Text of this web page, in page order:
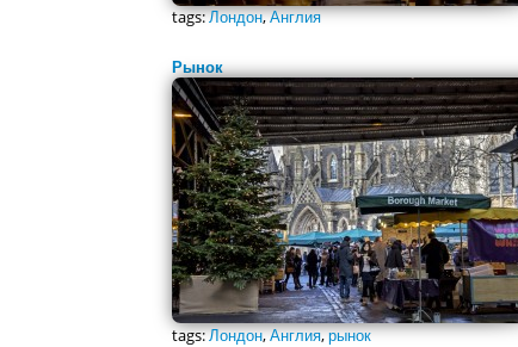
tags:Лондон,Англия
Рынок
tags:Лондон,Англия,рынок